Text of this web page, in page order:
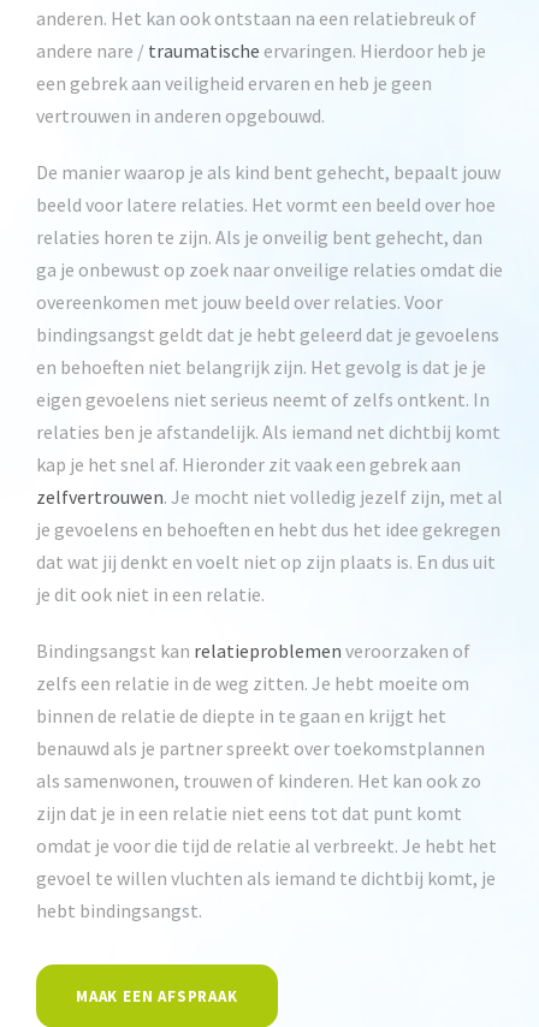
anderen. Het kan ook ontstaan na een relatiebreuk of
andere nare / traumatische ervaringen. Hierdoor heb je
een gebrek aan veiligheid ervaren en heb je geen
vertrouwen in anderen opgebouwd.
De manier waarop je als kind bent gehecht, bepaalt jouw
beeld voor latere relaties. Het vormt een beeld over hoe
relaties horen te zijn. Als je onveilig bent gehecht, dan
ga je onbewust op zoek naar onveilige relaties omdat die
overeenkomen met jouw beeld over relaties. Voor
bindingsangst geldt dat je hebt geleerd dat je gevoelens
en behoeften niet belangrijk zijn. Het gevolg is dat je je
eigen gevoelens niet serieus neemt of zelfs ontkent. In
relaties ben je afstandelijk. Als iemand net dichtbij komt
kap je het snel af. Hieronder zit vaak een gebrek aan
zelfvertrouwen. Je mocht niet volledig jezelf zijn, met al
je gevoelens en behoeften en hebt dus het idee gekregen
dat wat jij denkt en voelt niet op zijn plaats is. En dus uit
je dit ook niet in een relatie.
Bindingsangst kan relatieproblemen veroorzaken of
zelfs een relatie in de weg zitten. Je hebt moeite om
binnen de relatie de diepte in te gaan en krijgt het
benauwd als je partner spreekt over toekomstplannen
als samenwonen, trouwen of kinderen. Het kan ook zo
zijn dat je in een relatie niet eens tot dat punt komt
omdat je voor die tijd de relatie al verbreekt. Je hebt het
gevoel te willen vluchten als iemand te dichtbij komt, je
hebt bindingsangst.
MAAK EEN AFSPRAAK